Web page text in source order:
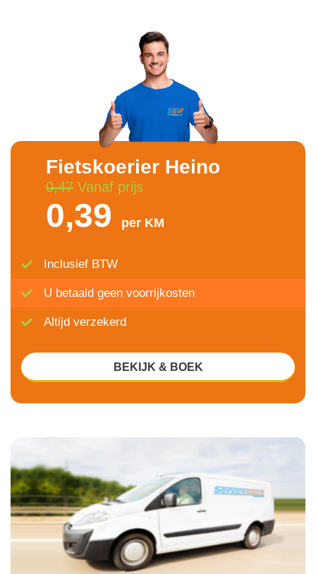
Fietskoerier Heino
0,47Vanaf prijs
0,39 per KM
Inclusief BTW
U betaald geen voorrijkosten
Altijd verzekerd
BEKIJK & BOEK